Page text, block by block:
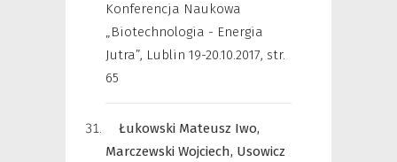
Konferencja Naukowa
„Biotechnologia - Energia
Jutra”, Lublin 19-20.10.2017, str.
65
Łukowski Mateusz Iwo,
Marczewski Wojciech, Usowicz